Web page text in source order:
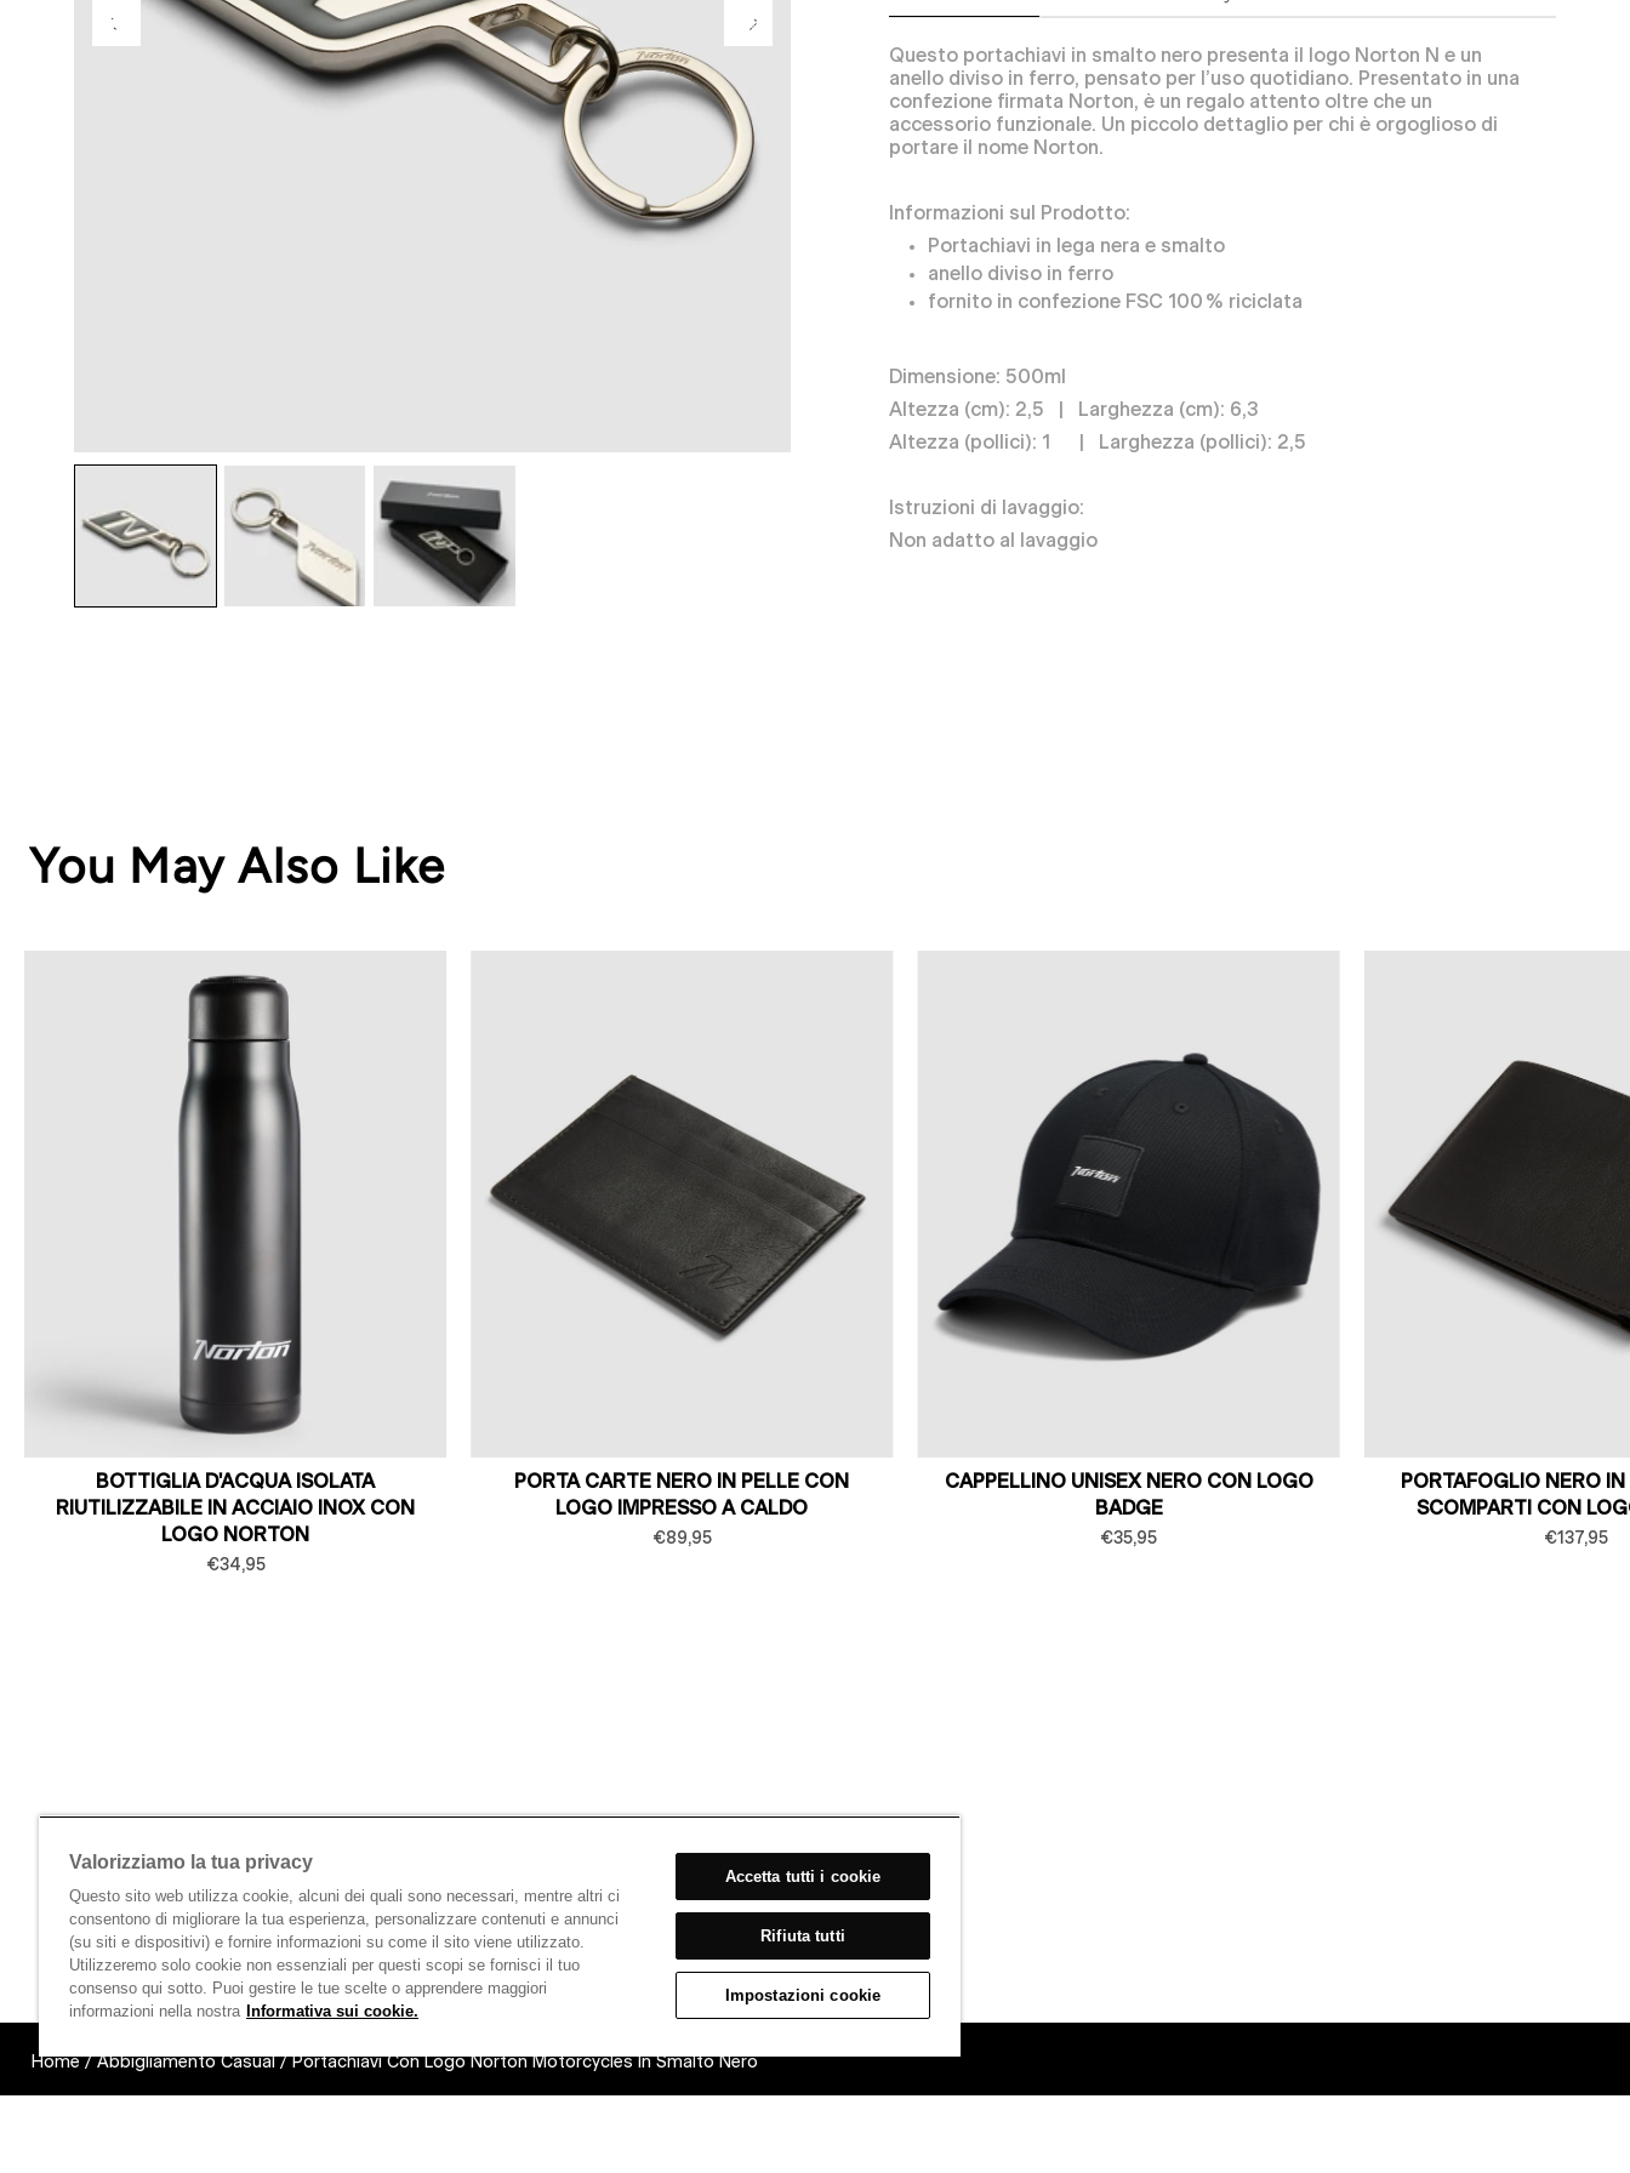
Questo portachiavi in smalto nero presenta il logo Norton N e un
anello diviso in ferro, pensato per l’uso quotidiano. Presentato in una
confezione firmata Norton, è un regalo attento oltre che un
accessorio funzionale. Un piccolo dettaglio per chi è orgoglioso di
portare il nome Norton.
Informazioni sul Prodotto:
Portachiavi in lega nera e smalto
anello diviso in ferro
fornito in confezione FSC 100 % riciclata
Dimensione: 500ml
Altezza (cm): 2,5 | Larghezza (cm): 6,3
Altezza (pollici): 1 | Larghezza (pollici): 2,5
Istruzioni di lavaggio:
Non adatto al lavaggio
You May Also Like
BOTTIGLIA D'ACQUA ISOLATA
RIUTILIZZABILE IN ACCIAIO INOX CON
LOGO NORTON
€34,95
PORTA CARTE NERO IN PELLE CON
LOGO IMPRESSO A CALDO
€89,95
CAPPELLINO UNISEX NERO CON LOGO
BADGE
€35,95
PORTAFOGLIO NERO IN
SCOMPARTI CON
€137,95
Home / Abbigliamento Casual / Portachiavi Con Logo Norton Motorcycles In Smalto Nero
Valorizziamo la tua privacy
Questo sito web utilizza cookie, alcuni dei quali sono necessari, mentre altri ci
consentono di migliorare la tua esperienza, personalizzare contenuti e annunci
(su siti e dispositivi) e fornire informazioni su come il sito viene utilizzato.
Utilizzeremo solo cookie non essenziali per questi scopi se fornisci il tuo
consenso qui sotto. Puoi gestire le tue scelte o apprendere maggiori
informazioni nella nostra Informativa sui cookie.
Accetta tutti i cookie
Rifiuta tutti
Impostazioni cookie